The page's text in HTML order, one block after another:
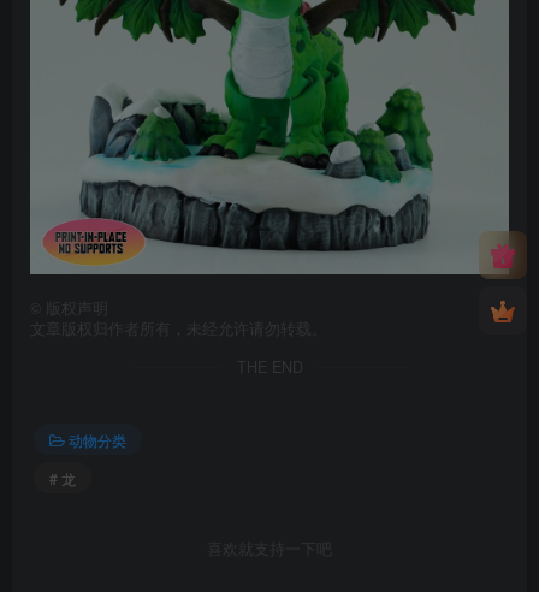
版权声明
文章版权归作者所有，未经允许请勿转载。
THE END
动物分类
# 龙
喜欢就支持一下吧